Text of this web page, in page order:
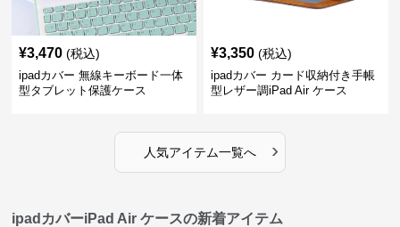
¥3,470 (税込)
ipadカバー 無線キーボード一体
型タブレット保護ケース
¥3,350 (税込)
ipadカバー カード収納付き手帳
型レザー調iPad Air ケース
人気アイテム一覧へ ›
ipadカバーiPad Air ケースの新着アイテム